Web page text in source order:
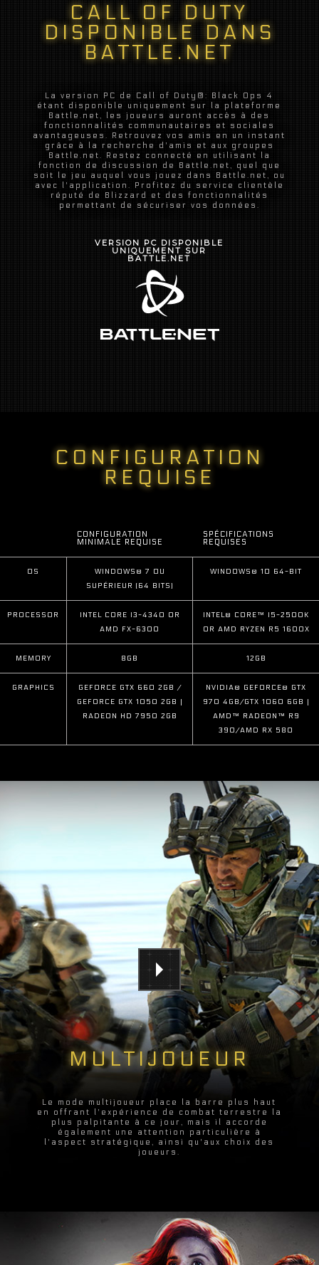
CALL OF DUTY
DISPONIBLE DANS
BATTLE.NET
La version PC de Call of Duty®: Black Ops 4
étant disponible uniquement sur la plateforme
Battle.net, les joueurs auront accès à des
fonctionnalités communautaires et sociales
avantageuses. Retrouvez vos amis en un instant
grâce à la recherche d'amis et aux groupes
Battle.net. Restez connecté en utilisant la
fonction de discussion de Battle.net, quel que
soit le jeu auquel vous jouez dans Battle.net, ou
avec l'application. Profitez du service clientèle
réputé de Blizzard et des fonctionnalités
permettant de sécuriser vos données.
VERSION PC DISPONIBLE
UNIQUEMENT SUR
BATTLE.NET
CONFIGURATION
REQUISE
CONFIGURATION
MINIMALE REQUISE
SPÉCIFICATIONS
REQUISES
OS
WINDOWS® 7 OU
SUPÉRIEUR (64 BITS)
WINDOWS® 10 64-BIT
PROCESSOR
INTEL CORE I3-4340 OR
AMD FX-6300
INTEL® CORE™ I5-2500K
OR AMD RYZEN R5 1600X
MEMORY 8GB 12GB
GRAPHICS
GEFORCE GTX 660 2GB /
GEFORCE GTX 1050 2GB |
RADEON HD 7950 2GB
NVIDIA® GEFORCE® GTX
970 4GB/GTX 1060 6GB |
AMD™ RADEON™ R9
390/AMD RX 580
MULTIJOUEUR
Le mode multijoueur place la barre plus haut
en offrant l'expérience de combat terrestre la
plus palpitante à ce jour, mais il accorde
également une attention particulière à
l'aspect stratégique, ainsi qu'aux choix des
joueurs.